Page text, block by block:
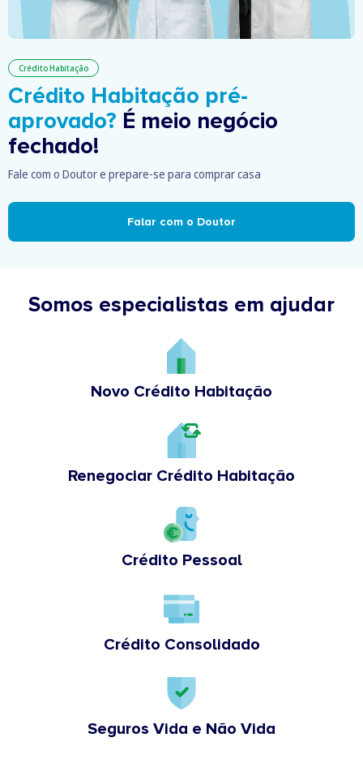
Crédito Habitação
Crédito Habitação pré-
aprovado? É meio negócio
fechado!
Fale com o Doutor e prepare-se para comprar casa
Falar com o Doutor
Somos especialistas em ajudar
Novo Crédito Habitação
Renegociar Crédito Habitação
Crédito Pessoal
Crédito Consolidado
Seguros Vida e Não Vida